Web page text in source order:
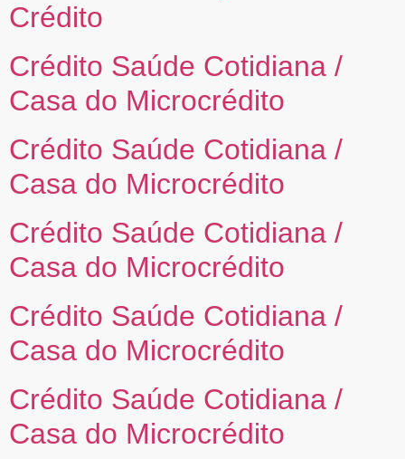
Crédito
Crédito Saúde Cotidiana /
Casa do Microcrédito
Crédito Saúde Cotidiana /
Casa do Microcrédito
Crédito Saúde Cotidiana /
Casa do Microcrédito
Crédito Saúde Cotidiana /
Casa do Microcrédito
Crédito Saúde Cotidiana /
Casa do Microcrédito